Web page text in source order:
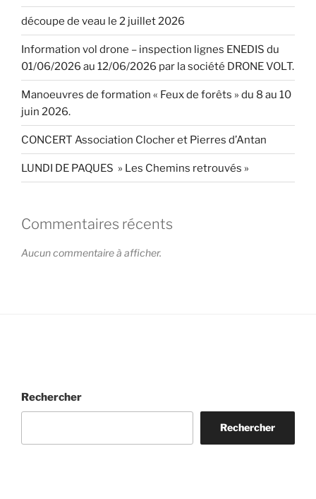
découpe de veau le 2 juillet 2026
Information vol drone – inspection lignes ENEDIS du
01/06/2026 au 12/06/2026 par la société DRONE VOLT.
Manoeuvres de formation « Feux de forêts » du 8 au 10
juin 2026.
CONCERT Association Clocher et Pierres d’Antan
LUNDI DE PAQUES » Les Chemins retrouvés »
Commentaires récents
Aucun commentaire à afficher.
Rechercher
Rechercher